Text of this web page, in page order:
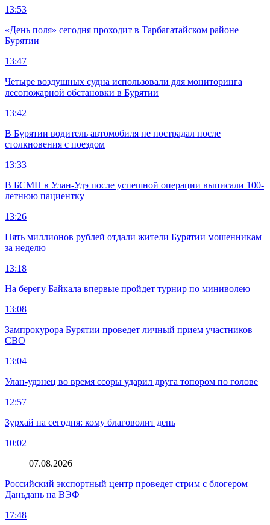
13:53
«День поля» сегодня проходит в Тарбагатайском районе
Бурятии
13:47
Четыре воздушных судна использовали для мониторинга
лесопожарной обстановки в Бурятии
13:42
В Бурятии водитель автомобиля не пострадал после
столкновения с поездом
13:33
В БСМП в Улан-Удэ после успешной операции выписали 100-
летнюю пациентку
13:26
Пять миллионов рублей отдали жители Бурятии мошенникам
за неделю
13:18
На берегу Байкала впервые пройдет турнир по миниволею
13:08
Зампрокурора Бурятии проведет личный прием участников
СВО
13:04
Улан-удэнец во время ссоры ударил друга топором по голове
12:57
Зурхай на сегодня: кому благоволит день
10:02
07.08.2026
Российский экспортный центр проведет стрим с блогером
Даньдань на ВЭФ
17:48